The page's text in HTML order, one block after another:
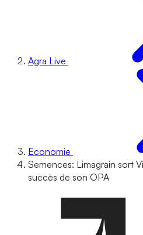
Agra Live
Economie
Semences: Limagrain sort
succès de son OPA